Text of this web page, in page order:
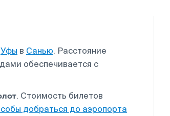
Уфы в Санью. Расстояние
обеспечивается с
. Стоимость билетов
добраться до аэропорта